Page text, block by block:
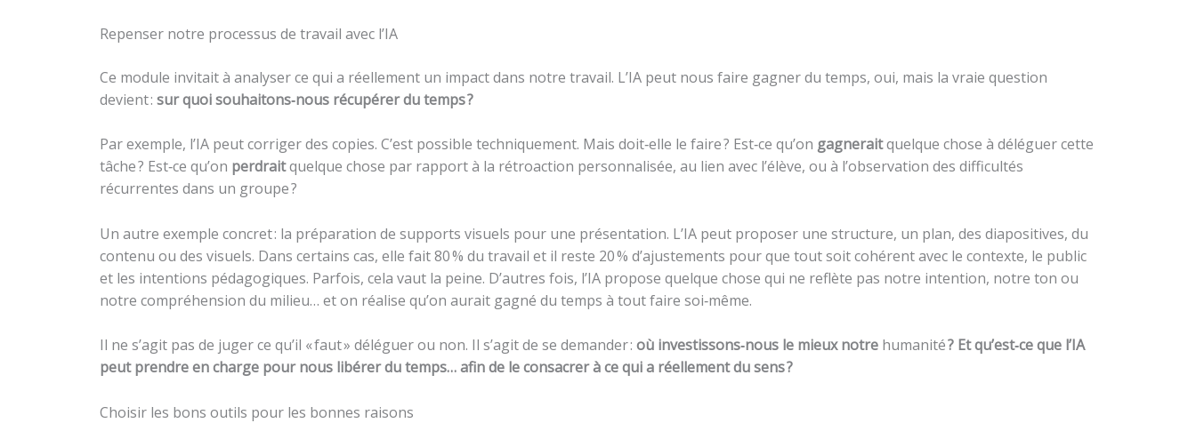
Repenser notre processus de travail avec l’IA
Ce module invitait à analyser ce qui a réellement un impact dans notre travail. L’IA peut nous faire gagner du temps, oui, mais la vraie question
devient : sur quoi souhaitons‑nous récupérer du temps ?
Par exemple, l’IA peut corriger des copies. C’est possible techniquement. Mais doit‑elle le faire ? Est‑ce qu’on gagneraitquelque chose à déléguer cette
tâche ? Est‑ce qu’on perdraitquelque chose par rapport à la rétroaction personnalisée, au lien avec l’élève, ou à l’observation des difficultés
récurrentes dans un groupe ?
Un autre exemple concret : la préparation de supports visuels pour une présentation. L’IA peut proposer une structure, un plan, des diapositives, du
contenu ou des visuels. Dans certains cas, elle fait 80 % du travail et il reste 20 % d’ajustements pour que tout soit cohérent avec le contexte, le public
et les intentions pédagogiques. Parfois, cela vaut la peine. D’autres fois, l’IA propose quelque chose qui ne reflète pas notre intention, notre ton ou
notre compréhension du milieu… et on réalise qu’on aurait gagné du temps à tout faire soi‑même.
Il ne s’agit pas de juger ce qu’il « faut » déléguer ou non. Il s’agit de se demander : où investissons‑nous le mieux notre humanité? Et qu’est‑ce que l’IA
peut prendre en charge pour nous libérer du temps… afin de le consacrer à ce qui a réellement du sens ?
Choisir les bons outils pour les bonnes raisons